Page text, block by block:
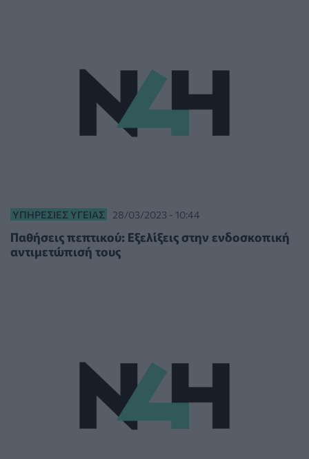
ΥΠΗΡΕΣΊΕΣ ΥΓΕΊΑΣ 28/03/2023 - 10:44
Παθήσεις πεπτικού: Εξελίξεις στην ενδοσκοπική
αντιμετώπισή τους